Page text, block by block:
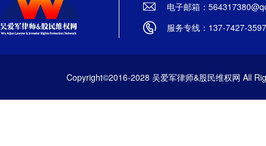
电子邮箱：
服务专线：137-7427-3597
Copyright©2016-2028 吴爱军律师&股民维权网 All